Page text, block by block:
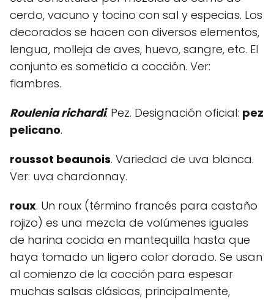
cerdo, vacuno y tocino con sal y especias. Los
decorados se hacen con diversos elementos,
lengua, molleja de aves, huevo, sangre, etc. El
conjunto es sometido a cocción. Ver:
fiambres.
Roulenia richardi. Pez. Designación oficial: pez
pelicano.
roussot beaunois. Variedad de uva blanca.
Ver: uva chardonnay.
roux. Un roux (término francés para castaño
rojizo) es una mezcla de volúmenes iguales
de harina cocida en mantequilla hasta que
haya tomado un ligero color dorado. Se usan
al comienzo de la cocción para espesar
muchas salsas clásicas, principalmente,